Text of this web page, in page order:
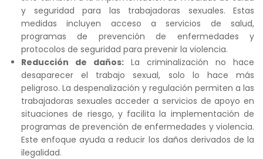
y seguridad para las trabajadoras sexuales. Estas
medidas incluyen acceso a servicios de salud,
programas de prevención de enfermedades y
protocolos de seguridad para prevenir la violencia.
Reducción de daños: La criminalización no hace
desaparecer el trabajo sexual, solo lo hace más
peligroso. La despenalización y regulación permiten a las
trabajadoras sexuales acceder a servicios de apoyo en
situaciones de riesgo, y facilita la implementación de
programas de prevención de enfermedades y violencia.
Este enfoque ayuda a reducir los daños derivados de la
ilegalidad.